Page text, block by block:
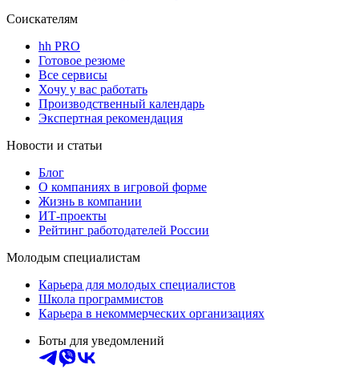
Соискателям
hh PRO
Готовое резюме
Все сервисы
Хочу у вас работать
Производственный календарь
Экспертная рекомендация
Новости и статьи
Блог
О компаниях в игровой форме
Жизнь в компании
ИТ-проекты
Рейтинг работодателей России
Молодым специалистам
Карьера для молодых специалистов
Школа программистов
Карьера в некоммерческих организациях
Боты для уведомлений